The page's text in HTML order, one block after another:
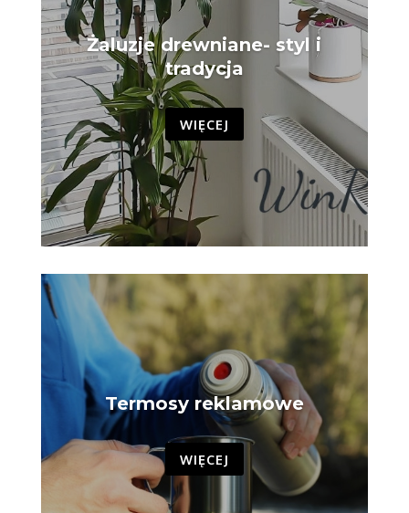
Żaluzje drewniane- styl i
tradycja
WIĘCEJ
Termosy reklamowe
WIĘCEJ